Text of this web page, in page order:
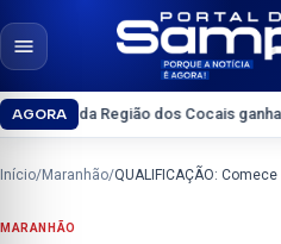
Pular para o conteúdo
Abrir menu
AGORAdos Cocais ganha destaque na
Início/Maranhão/
MARANHÃO